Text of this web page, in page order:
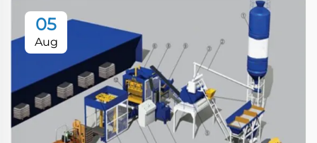
05
Aug